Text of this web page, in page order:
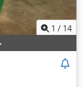
1 / 14